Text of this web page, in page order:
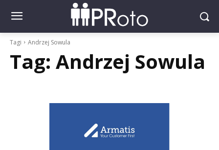
Tagi Andrzej Sowula
Tag: Andrzej Sowula